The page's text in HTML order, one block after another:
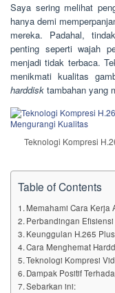
Saya sering melihat
hanya demi
mereka. Padahal,
penting seperti wajah
menjadi tidak terbaca.
menikmati kualitas
harddisk tambahan yang
Teknologi Kompresi
Table of Contents
Memahami Cara Kerja
Perbandingan
Keunggulan H.265
Cara Menghemat
Teknologi Kompresi
Dampak Positif
Sebarkan ini: